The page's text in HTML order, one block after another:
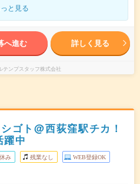
と見る
へ進む 詳しく見る
テンプスタッフ株式会社
ゴト@西荻窪駅チカ！
躍中
み 残業なし WEB登録OK